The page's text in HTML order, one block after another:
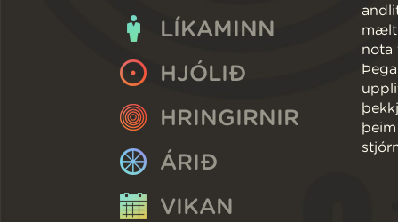
LÍKAMINN
HJÓLIÐ
HRINGIRNIR
ÁRIÐ
VIKAN
mælt
nota